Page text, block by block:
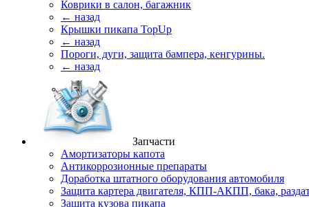
Коврики в салон, багажник
← назад
Крышки пикапа TopUp
← назад
Пороги, дуги, защита бампера, кенгурины.
← назад
Запчасти
Амортизаторы капота
Антикоррозионные препараты
Доработка штатного оборудования автомобиля
Защита картера двигателя, КПП-АКПП, бака,
Защита кузова пикапа